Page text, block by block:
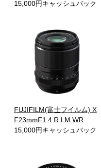
15,000円キャッシュバック
FUJIFILM(富士フイルム) X
F23mmF1.4 R LM WR
15,000円キャッシュバック